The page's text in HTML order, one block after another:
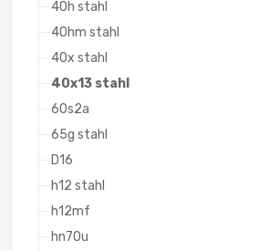
40h stahl
40hm stahl
40x stahl
40x13 stahl
60s2a
65g stahl
D16
h12 stahl
h12mf
hn70u